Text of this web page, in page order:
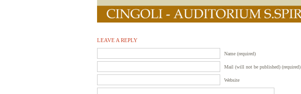
LEAVE A REPLY
Name (required)
Mail (will not be published) (required)
Website